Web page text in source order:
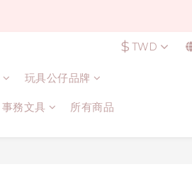
$ TWD
玩具公仔品牌
事務文具 所有商品